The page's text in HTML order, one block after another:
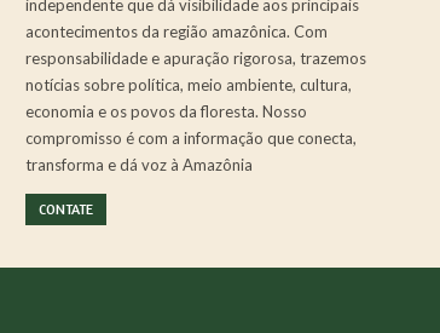
independente que dá visibilidade aos principais
acontecimentos da região amazônica. Com
responsabilidade e apuração rigorosa, trazemos
notícias sobre política, meio ambiente, cultura,
economia e os povos da floresta. Nosso
compromisso é com a informação que conecta,
transforma e dá voz à Amazônia
CONTATE